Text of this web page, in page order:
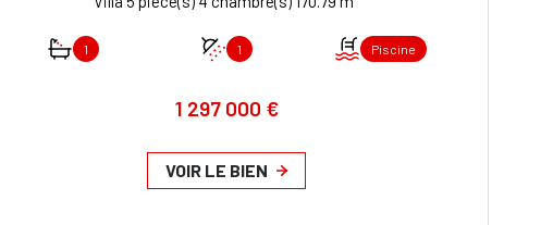
1 1 Piscine
1 297 000 €
VOIR LE BIEN